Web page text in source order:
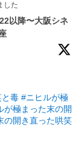
した
以降〜大阪シネ
と毒 #ニヒルが極
が極まった末の開
の開き直った哄笑